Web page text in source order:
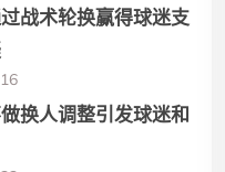
战术轮换赢得球迷支
换人调整引发球迷和